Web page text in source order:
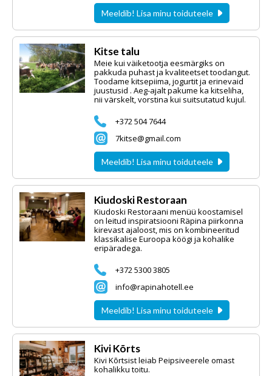
Meeldib! Lisa minu toiduteele
Kitse talu
Meie kui väiketootja eesmärgiks on
pakkuda puhast ja kvaliteetset toodangut.
Toodame kitsepiima, jogurtit ja erinevaid
juustusid . Aeg-ajalt pakume ka kitseliha,
nii värskelt, vorstina kui suitsutatud kujul.
+372 504 7644
7kitse@gmail.com
Meeldib! Lisa minu toiduteele
Kiudoski Restoraan
Kiudoski Restoraani menüü koostamisel
on leitud inspiratsiooni Räpina piirkonna
kirevast ajaloost, mis on kombineeritud
klassikalise Euroopa köögi ja kohalike
eripäradega.
+372 5300 3805
info@rapinahotell.ee
Meeldib! Lisa minu toiduteele
Kivi Kõrts
Kivi Kõrtsist leiab Peipsiveerele omast
kohalikku toitu.